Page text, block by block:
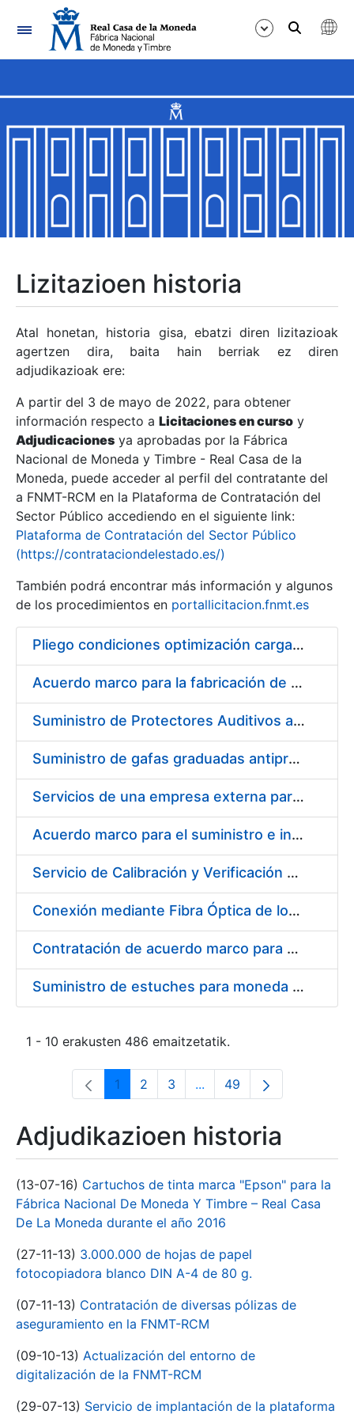
Nabigazioa
Erakutsi/Ezkutatu
Erakutsi/Ezkutatu
Erakutsi/Ezkutatu
Erakutsi/Ezkutatu
Erakutsi/Ezkutatu
Erakutsi/Ezkutatu
Erakutsi/Ezkutatu
Erakutsi/Ezkutatu
Lizitazioen historia
Atal honetan, historia gisa, ebatzi diren lizitazioak
agertzen dira, baita hain berriak ez diren
adjudikazioak ere:
A partir del 3 de mayo de 2022, para obtener
información respecto a Licitaciones en curso y
Adjudicaciones ya aprobadas por la Fábrica
Nacional de Moneda y Timbre - Real Casa de la
Moneda, puede acceder al perfil del contratante del
a FNMT-RCM en la Plataforma de Contratación del
Sector Público accediendo en el siguiente link:
Plataforma de Contratación del Sector Público
(https://contrataciondelestado.es/)
También podrá encontrar más información y algunos
de los procedimientos en portallicitacion.fnmt.es
Pliego condiciones optimización cargas compras firmado
Acuerdo marco para la fabricación de piezas
Suministro de Protectores Auditivos a medida para las personas trabajadoras de los Centros de Trabajo de Madrid y Burgos
Suministro de gafas graduadas antiproyecciones para los trabajadores de la FNMT-RCM en los centros de trabajo de Madrid y Burgos
Servicios de una empresa externa para el asesoramiento y resolución de los recursos de alzada que se presentan relacionados con procesos de selección para la FNMT-RCM
Acuerdo marco para el suministro e instalación de persianas, estores y otros complementos
Servicio de Calibración y Verificación Externa de los Equipos de Medición del Servicio de Prevención de la FNMT-RCM
Conexión mediante Fibra Óptica de los Centros de Proceso de Datos (CPDs) de las sedes de la FNMT-RCM de Burgos y Madrid
Contratación de acuerdo marco para el Suministro de Material de Electricidad para la Fábrica Nacional de Moneda y Timbre-Real Casa de la Moneda en su centro de trabajo de Burgos
Suministro de estuches para moneda de 30 €
1 - 10 erakusten 486 emaitzetatik.
Orrialdea
1 Orrialdea
2 Orrialdea
3 ...Intermediate Pages Use
Orrialdea
49
Adjudikazioen historia
(13-07-16) Cartuchos de tinta marca "Epson" para la
Fábrica Nacional De Moneda Y Timbre – Real Casa
De La Moneda durante el año 2016
(27-11-13) 3.000.000 de hojas de papel
fotocopiadora blanco DIN A-4 de 80 g.
(07-11-13) Contratación de diversas pólizas de
aseguramiento en la FNMT-RCM
(09-10-13) Actualización del entorno de
digitalización de la FNMT-RCM
(29-07-13) Servicio de implantación de la plataforma